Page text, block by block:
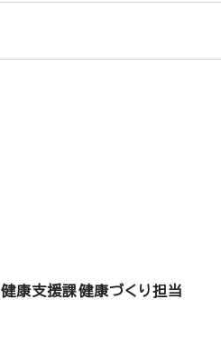
健康支援課健康づくり担当